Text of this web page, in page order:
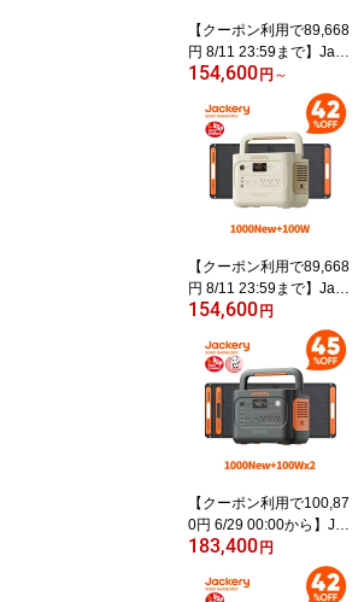
【クーポン利用で89,668
円 8/11 23:59まで】Jack
ery Solar Generator 100
0 New 1070Wh 100W ポ
ータブル電源 ソーラーパ
ネル セット リン酸鉄 長
寿命 バッテリー 定格150
0W コンパクト 急速充電
アウトドア 防災 車中泊
UPS機能 太陽光発電 ジ
154,600 円 ～
【クーポン利用で89,668
円 8/11 23:59まで】Jack
ery Solar Generator 100
0 New サンドゴールド 1
070Wh 100W ポータブ
ル電源 ソーラーパネル
セット リン酸鉄 大容量
バッテリー 定格1500W
コンパクト 急速充電 ア
ウトドア 防災 グッズ
154,600 円
【クーポン利用で100,87
0円 6/29 00:00から】Jac
kery Solar Generator 10
00 New 1070Wh 100W 2
枚 ポータブル電源ソーラ
183,400 円